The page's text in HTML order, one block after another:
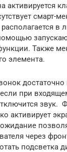
активируется
смарт-
располагается
Также
элемента.
достаточно
при
звук.
активирует
через
подсветка